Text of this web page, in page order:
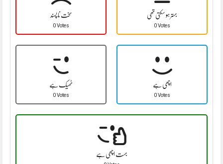
سخت نا پسند
0 Votes
بہتر ہو سکتی تھی
0 Votes
ٹھیک ہے
0 Votes
اچھی ہے
0 Votes
بہت اچھی ہے